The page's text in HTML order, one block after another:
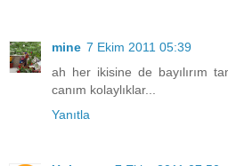
mine 7 Ekim 2011 05:39
ah her ikisine de bayılırım
canım kolaylıklar...
Yanıtla